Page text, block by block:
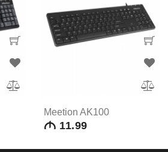
Meetion AK100
M 11.99